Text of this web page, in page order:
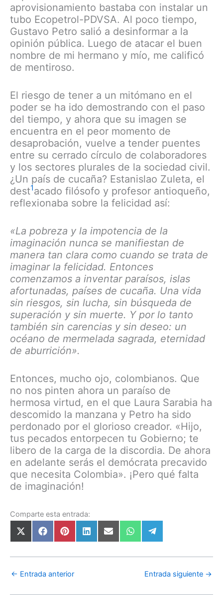
aprovisionamiento bastaba con instalar un
tubo Ecopetrol-PDVSA. Al poco tiempo,
Gustavo Petro salió a desinformar a la
opinión pública. Luego de atacar el buen
nombre de mi hermano y mío, me calificó
de mentiroso.
El riesgo de tener a un mitómano en el
poder se ha ido demostrando con el paso
del tiempo, y ahora que su imagen se
encuentra en el peor momento de
desaprobación, vuelve a tender puentes
entre su cerrado círculo de colaboradores
y los sectores plurales de la sociedad civil.
¿Un país de cucaña? Estanislao Zuleta, el
dest1acado filósofo y profesor antioqueño,
reflexionaba sobre la felicidad así:
«La pobreza y la impotencia de la
imaginación nunca se manifiestan de
manera tan clara como cuando se trata de
imaginar la felicidad. Entonces
comenzamos a inventar paraísos, islas
afortunadas, países de cucaña. Una vida
sin riesgos, sin lucha, sin búsqueda de
superación y sin muerte. Y por lo tanto
también sin carencias y sin deseo: un
océano de mermelada sagrada, eternidad
de aburrición».
Entonces, mucho ojo, colombianos. Que
no nos pinten ahora un paraíso de
hermosa virtud, en el que Laura Sarabia ha
descomido la manzana y Petro ha sido
perdonado por el glorioso creador. «Hijo,
tus pecados entorpecen tu Gobierno; te
libero de la carga de la discordia. De ahora
en adelante serás el demócrata precavido
que necesita Colombia». ¡Pero qué falta
de imaginación!
Comparte esta entrada:
← Entrada anterior Entrada siguiente →